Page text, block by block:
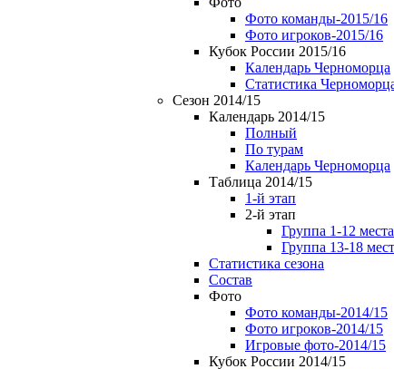
Фото команды-2015/16
Фото игроков-2015/16
Кубок России 2015/16
Календарь Черноморца
Статистика
Сезон 2014/15
Календарь 2014/15
Полный
По турам
Календарь Черноморца
Таблица 2014/15
1-й этап
2-й этап
Группа 1-12 места
Группа 13-18
Статистика сезона
Состав
Фото
Фото команды-2014/15
Фото игроков-2014/15
Игровые фото-2014/15
Кубок России 2014/15